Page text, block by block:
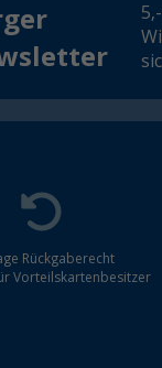
Rückgaberecht
Vorteilskartenbesitzer